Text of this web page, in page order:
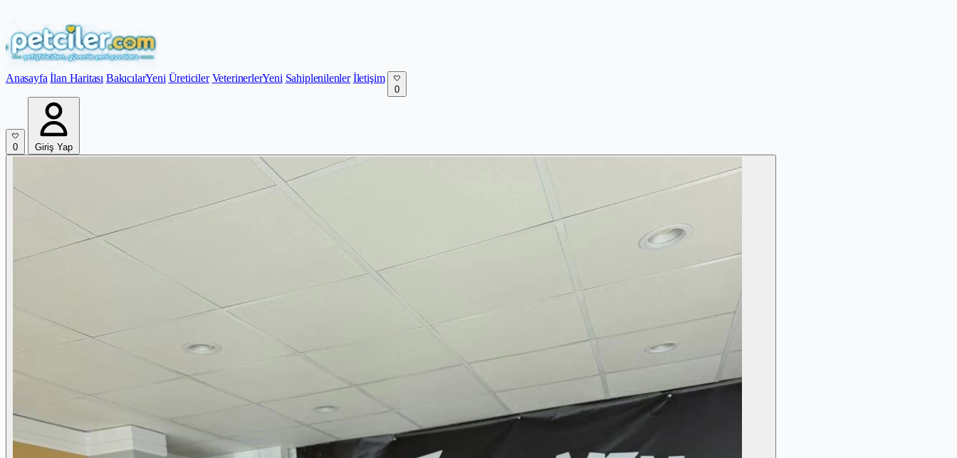
Anasayfa İlan Haritası BakıcılarYeni Üreticiler VeterinerlerYeni Sahiplenilenler İletişim
0
0 Giriş Yap